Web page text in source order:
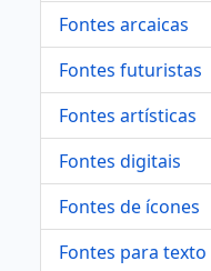
Fontes arcaicas
Fontes futuristas
Fontes artísticas
Fontes digitais
Fontes de ícones
Fontes para texto